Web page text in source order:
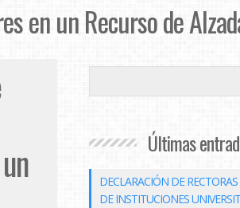
en un Recurso de
Últimas
DECLARACIÓN DE RECTORAS
DE INSTITUCIONES